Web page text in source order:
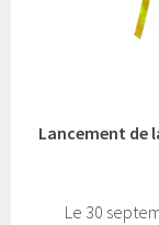
Lancement de
Le 30